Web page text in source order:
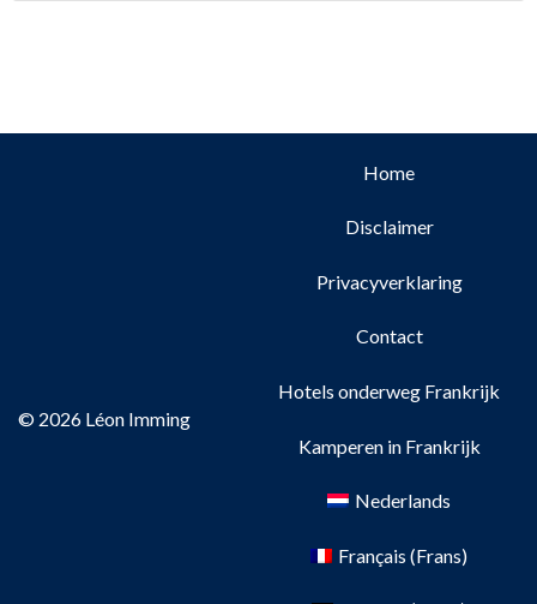
© 2026 Léon Imming
Home
Disclaimer
Privacyverklaring
Contact
Hotels onderweg Frankrijk
Kamperen in Frankrijk
Nederlands
Français (Frans)